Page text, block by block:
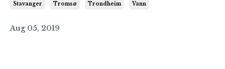
Stavanger Tromsø Trondheim Vann
Aug 05, 2019